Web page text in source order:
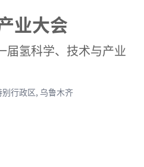
业大会
氢科学、技术与产业
行政区, 乌鲁木齐